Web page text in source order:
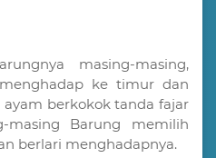
masing-masing,
ke timur dan
berkokok tanda fajar
masing Barung memilih
berlari menghadapnya.